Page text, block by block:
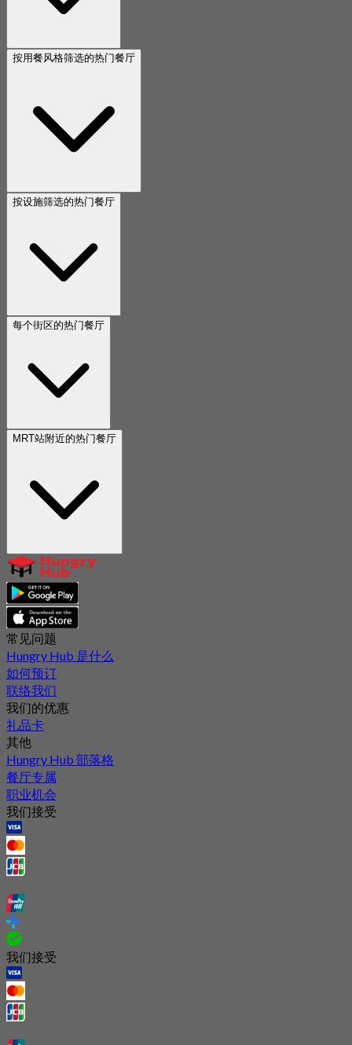
按用餐风格筛选的热门餐厅
按设施筛选的热门餐厅
每个街区的热门餐厅
MRT站附近的热门餐厅
常见问题
Hungry Hub 是什么
如何预订
联络我们
我们的优惠
礼品卡
其他
Hungry Hub 部落格
餐厅专属
职业机会
我们接受
我们接受